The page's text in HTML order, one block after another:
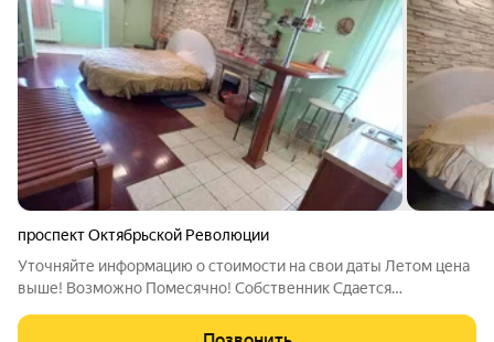
проспект Октябрьской Революции
Уточняйте информацию о стоимости на свои даты Летом цена
выше! Возможно Помесячно! Собственник Сдается
квартира-студия, с видом на море, вблизи Парка Победы и